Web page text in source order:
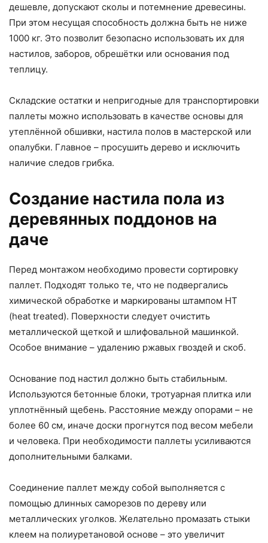
дешевле, допускают сколы и потемнение древесины.
При этом несущая способность должна быть не ниже
1000 кг. Это позволит безопасно использовать их для
настилов, заборов, обрешётки или основания под
теплицу.
Складские остатки и непригодные для транспортировки
паллеты можно использовать в качестве основы для
утеплённой обшивки, настила полов в мастерской или
опалубки. Главное – просушить дерево и исключить
наличие следов грибка.
Создание настила пола из
деревянных поддонов на
даче
Перед монтажом необходимо провести сортировку
паллет. Подходят только те, что не подвергались
химической обработке и маркированы штампом HT
(heat treated). Поверхности следует очистить
металлической щеткой и шлифовальной машинкой.
Особое внимание – удалению ржавых гвоздей и скоб.
Основание под настил должно быть стабильным.
Используются бетонные блоки, тротуарная плитка или
уплотнённый щебень. Расстояние между опорами – не
более 60 см, иначе доски прогнутся под весом мебели
и человека. При необходимости паллеты усиливаются
дополнительными балками.
Соединение паллет между собой выполняется с
помощью длинных саморезов по дереву или
металлических уголков. Желательно промазать стыки
клеем на полиуретановой основе – это увеличит